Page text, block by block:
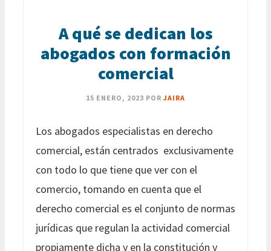
A qué se dedican los
abogados con formación
comercial
15 ENERO, 2023 POR JAIRA
Los abogados especialistas en derecho
comercial, están centrados exclusivamente
con todo lo que tiene que ver con el
comercio, tomando en cuenta que el
derecho comercial es el conjunto de normas
jurídicas que regulan la actividad comercial
propiamente dicha y en la constitución y